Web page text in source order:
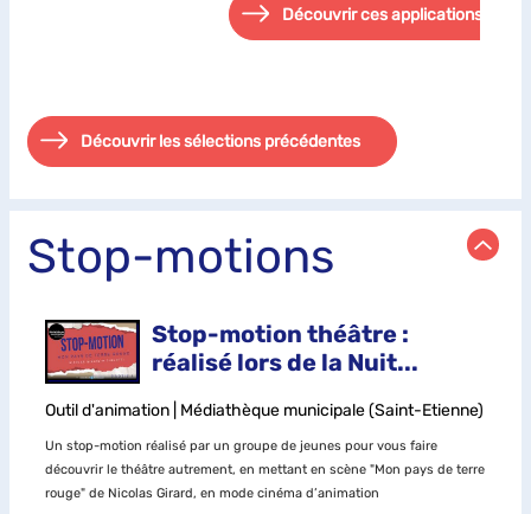
Découvrir ces applications (pdf)
Découvrir les sélections précédentes
Stop-motions
Stop-motion théâtre :
réalisé lors de la Nuit...
Outil d'animation | Médiathèque municipale (Saint-Etienne)
Un stop-motion réalisé par un groupe de jeunes pour vous faire
découvrir le théâtre autrement, en mettant en scène "Mon pays de terre
rouge" de Nicolas Girard, en mode cinéma d’animation